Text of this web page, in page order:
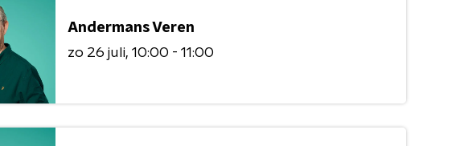
Andermans Veren
zo 26 juli 10:00 - 11:00